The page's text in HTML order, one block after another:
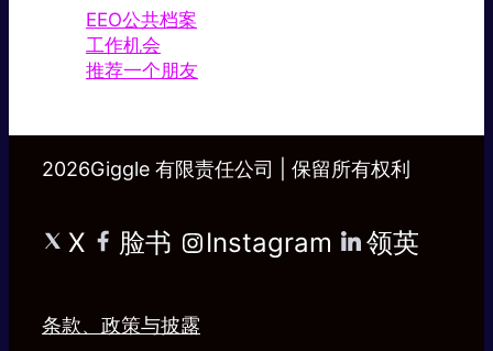
EEO公共档案
工作机会
推荐一个朋友
2026Giggle 有限责任公司 | 保留所有权利
X 脸书 Instagram 领英
条款、政策与披露